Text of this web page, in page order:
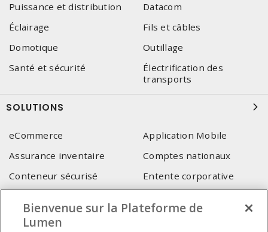
Puissance et distribution
Datacom
Éclairage
Fils et câbles
Domotique
Outillage
Santé et sécurité
Électrification des
transports
SOLUTIONS
eCommerce
Application Mobile
Assurance inventaire
Comptes nationaux
Conteneur sécurisé
Entente corporative
intégrateur
Bienvenue sur la Plateforme de
Lumen